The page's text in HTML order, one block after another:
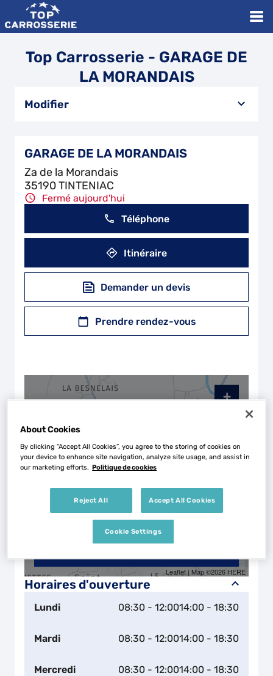
Top Carrosserie - GARAGE DE
LA MORANDAIS
Modifier
GARAGE DE LA MORANDAIS
Za de la Morandais
35190 TINTENIAC
Fermé aujourd'hui
Téléphone
Itinéraire
Demander un devis
Prendre rendez-vous
Horaires d'ouverture
Lundi 08:30 - 12:0014:00 - 18:30
Mardi 08:30 - 12:0014:00 - 18:30
Mercredi 08:30 - 12:0014:00 - 18:30
+
Leaflet | Map ©2026 HERE
About Cookies
By clicking “Accept All Cookies”, you agree to the storing of cookies on
your device to enhance site navigation, analyze site usage, and assist in
our marketing efforts. Politique de cookies
Reject All Accept All Cookies
Cookie Settings